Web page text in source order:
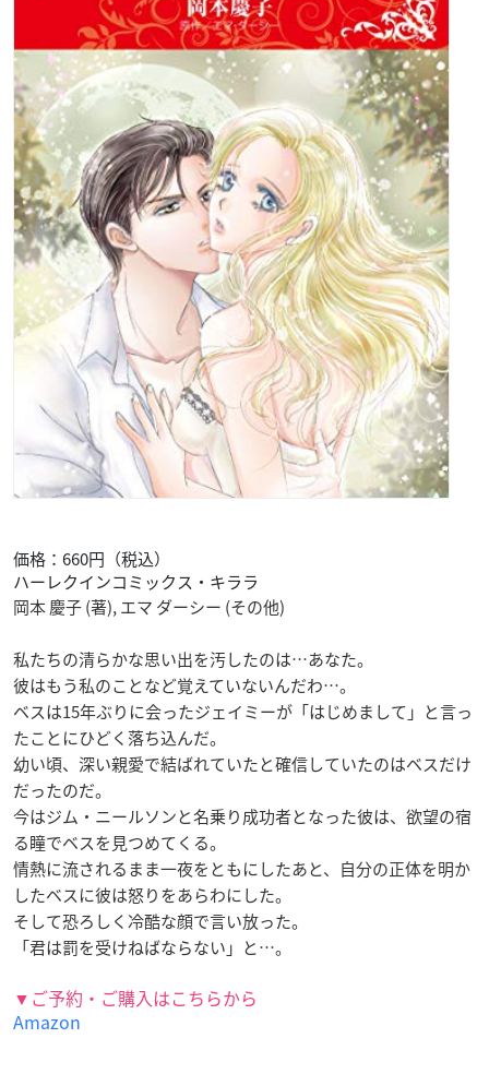
価格：660円（税込）
ハーレクインコミックス・キララ
岡本 慶子 (著), エマ ダーシー (その他)
私たちの清らかな思い出を汚したのは…あなた。
彼はもう私のことなど覚えていないんだわ…。
ベスは15年ぶりに会ったジェイミーが「はじめまして」と言っ
たことにひどく落ち込んだ。
幼い頃、深い親愛で結ばれていたと確信していたのはベスだけ
だったのだ。
今はジム・ニールソンと名乗り成功者となった彼は、欲望の宿
る瞳でベスを見つめてくる。
情熱に流されるまま一夜をともにしたあと、自分の正体を明か
したベスに彼は怒りをあらわにした。
そして恐ろしく冷酷な顔で言い放った。
「君は罰を受けねばならない」と…。
▼ご予約・ご購入はこちらから
Amazon